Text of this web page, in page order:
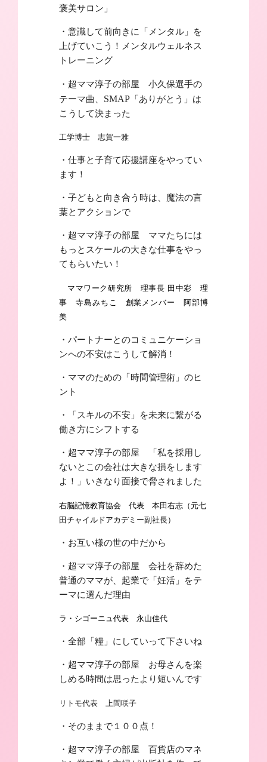
褒美サロン」
・意識して前向きに「メンタル」を
上げていこう！メンタルウェルネス
トレーニング
・超ママ淳子の部屋 小久保選手の
テーマ曲、 SMAP 「ありがとう」は
こうして決まった
工学博士 志賀一雅
・仕事と子育て応援講座をやってい
ます！
・子どもと向き合う時は、魔法の言
葉とアクションで
・超ママ淳子の部屋 ママたちには
もっとスケールの大きな仕事をやっ
てもらいたい！
ママワーク研究所 理事長 田中彩 理
事 寺島みちこ 創業メンバー 阿部博
美
・パートナーとのコミュニケーショ
ンへの不安はこうして解消！
・ママのための「時間管理術」のヒ
ント
・「スキルの不安」を未来に繋がる
働き方にシフトする
・超ママ淳子の部屋 「私を採用し
ないとこの会社は大きな損をします
よ！」いきなり面接で脅されました
右脳記憶教育協会 代表 本田右志（元七
田チャイルドアカデミー副社長）
・お互い様の世の中だから
・超ママ淳子の部屋 会社を辞めた
普通のママが、起業で「妊活」をテ
ーマに選んだ理由
ラ・シゴーニュ代表 永山佳代
・全部「糧」にしていって下さいね
・超ママ淳子の部屋 お母さんを楽
しめる時間は思ったより短いんです
リトモ代表 上間咲子
・そのままで１００点！
・超ママ淳子の部屋 百貨店のマネ